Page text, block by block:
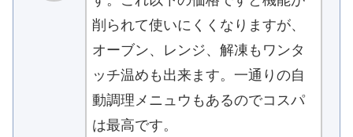
削られて使いにくくなりますが、
オーブン、レンジ、解凍もワンタ
ッチ温めも出来ます。一通りの自
動調理メニュウもあるのでコスパ
は最高です。